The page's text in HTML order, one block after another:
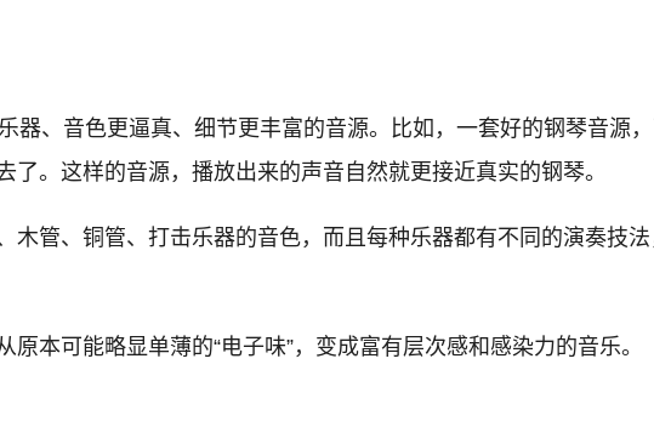
器、音色更逼真、细节更丰富的音源。比如，一套好的钢琴音源
。这样的音源，播放出来的声音自然就更接近真实的钢琴。
木管、铜管、打击乐器的音色，而且每种乐器都有不同的演奏技
本可能略显单薄的“电子味”，变成富有层次感和感染力的音乐。